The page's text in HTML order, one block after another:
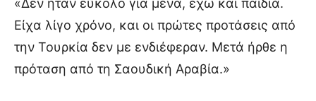
«Δεν ήταν εύκολο για μένα, έχω και παιδιά.
Είχα λίγο χρόνο, και οι πρώτες προτάσεις από
την Τουρκία δεν με ενδιέφεραν. Μετά ήρθε η
πρόταση από τη Σαουδική Αραβία.»